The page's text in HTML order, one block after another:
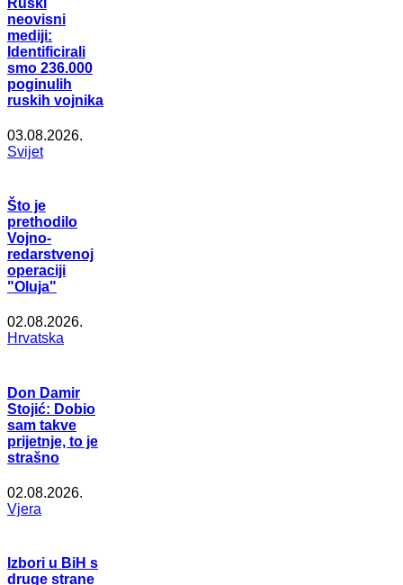
neovisni
mediji:
Identificirali
smo 236.000
poginulih
ruskih vojnika
03.08.2026.
Svijet
Što je
prethodilo
Vojno-
redarstvenoj
operaciji
"Oluja"
02.08.2026.
Hrvatska
Don Damir
Stojić: Dobio
sam takve
prijetnje, to je
strašno
02.08.2026.
Vjera
Izbori u BiH s
druge strane